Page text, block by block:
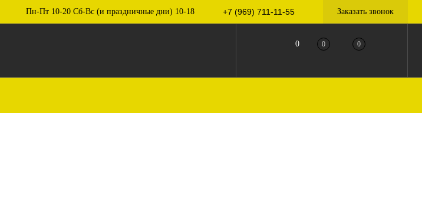
Пн-Пт 10-20 Сб-Вс (и праздничные дни) 10-18 +7 (969) 711-11-55 Заказать звонок
0 0 0